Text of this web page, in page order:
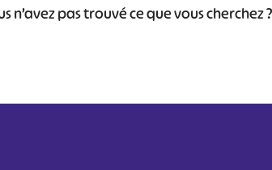
n’avez pas trouvé ce que vous cherchez